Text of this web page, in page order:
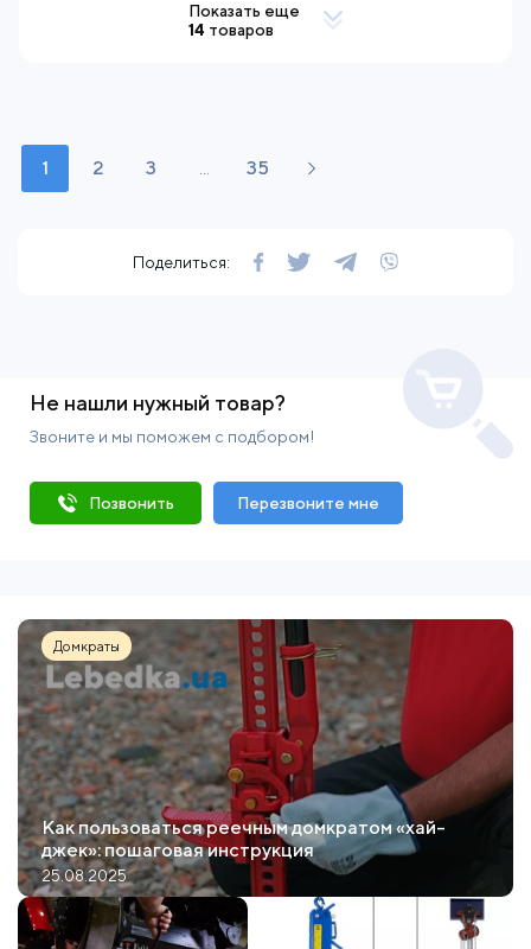
Показать еще
14 товаров
1 2 3 ... 35
Поделиться:
Не нашли нужный товар?
Звоните и мы поможем с подбором!
Позвонить Перезвоните мне
Домкраты
Как пользоваться реечным домкратом «хай-
джек»: пошаговая инструкция
25.08.2025